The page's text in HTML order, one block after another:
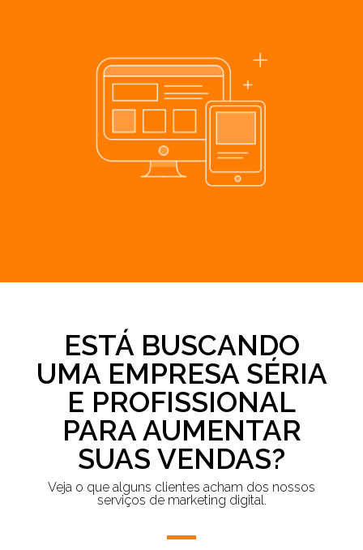
ESTÁ BUSCANDO
UMA EMPRESA SÉRIA
E PROFISSIONAL
PARA AUMENTAR
SUAS VENDAS?
Veja o que alguns clientes acham dos nossos
serviços de marketing digital.